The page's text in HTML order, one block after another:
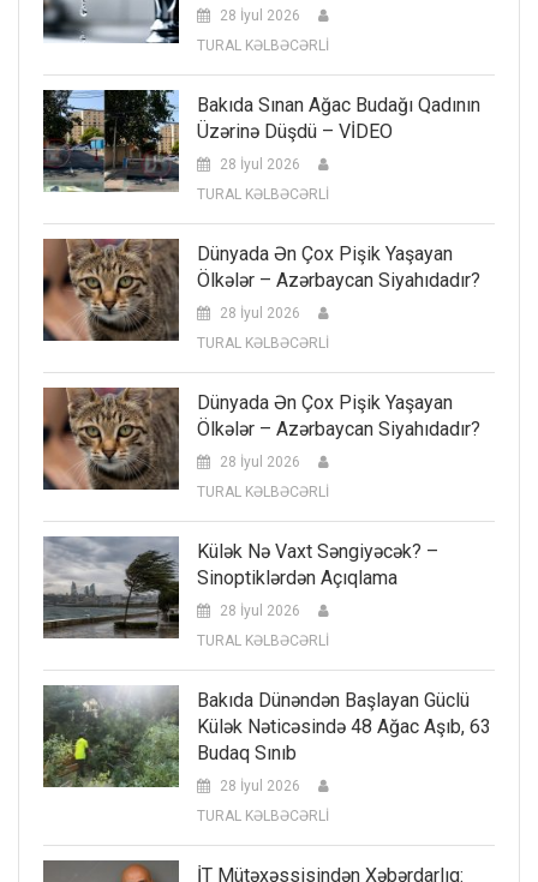
28 İyul 2026
TURAL KƏLBƏCƏRLİ
Bakıda Sınan Ağac Budağı Qadının
Üzərinə Düşdü – VİDEO
28 İyul 2026
TURAL KƏLBƏCƏRLİ
Dünyada Ən Çox Pişik Yaşayan
Ölkələr – Azərbaycan Siyahıdadır?
28 İyul 2026
TURAL KƏLBƏCƏRLİ
Dünyada Ən Çox Pişik Yaşayan
Ölkələr – Azərbaycan Siyahıdadır?
28 İyul 2026
TURAL KƏLBƏCƏRLİ
Külək Nə Vaxt Səngiyəcək? –
Sinoptiklərdən Açıqlama
28 İyul 2026
TURAL KƏLBƏCƏRLİ
Bakıda Dünəndən Başlayan Güclü
Külək Nəticəsində 48 Ağac Aşıb, 63
Budaq Sınıb
28 İyul 2026
TURAL KƏLBƏCƏRLİ
İT Mütəxəssisindən Xəbərdarlıq: